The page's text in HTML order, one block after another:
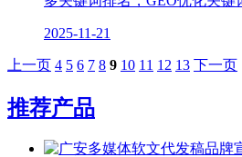
2025-11-21
上一页 4 5 6 7 8 9 10 11 12 13 下一页
推荐产品